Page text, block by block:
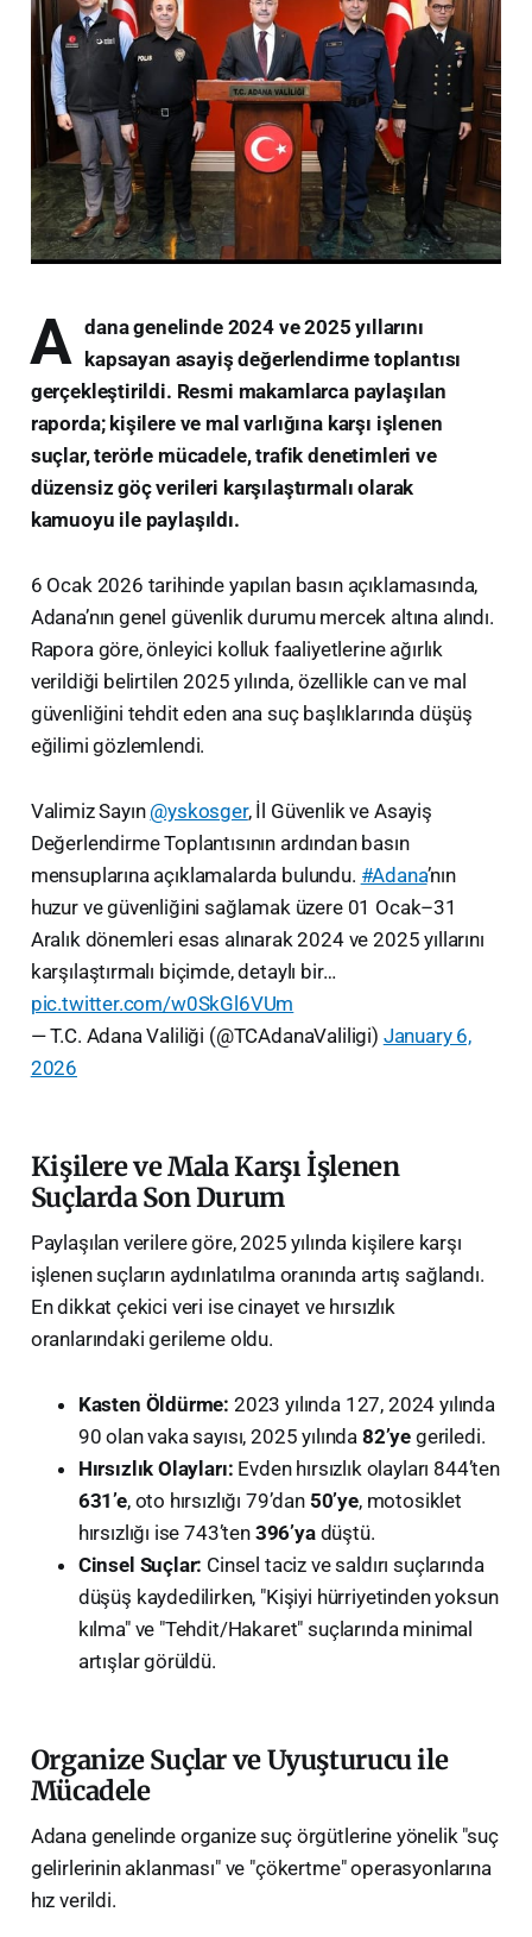
A dana genelinde 2024 ve 2025 yıllarını
kapsayan asayiş değerlendirme toplantısı
gerçekleştirildi. Resmi makamlarca paylaşılan
raporda; kişilere ve mal varlığına karşı işlenen
suçlar, terörle mücadele, trafik denetimleri ve
düzensiz göç verileri karşılaştırmalı olarak
kamuoyu ile paylaşıldı.
6 Ocak 2026 tarihinde yapılan basın açıklamasında,
Adana’nın genel güvenlik durumu mercek altına alındı.
Rapora göre, önleyici kolluk faaliyetlerine ağırlık
verildiği belirtilen 2025 yılında, özellikle can ve mal
güvenliğini tehdit eden ana suç başlıklarında düşüş
eğilimi gözlemlendi.
Valimiz Sayın @yskosger, İl Güvenlik ve Asayiş
Değerlendirme Toplantısının ardından basın
mensuplarına açıklamalarda bulundu. #Adana’nın
huzur ve güvenliğini sağlamak üzere 01 Ocak–31
Aralık dönemleri esas alınarak 2024 ve 2025 yıllarını
karşılaştırmalı biçimde, detaylı bir…
pic.twitter.com/w0SkGl6VUm
— T.C. Adana Valiliği (@TCAdanaValiligi) January 6,
2026
Kişilere ve Mala Karşı İşlenen
Suçlarda Son Durum
Paylaşılan verilere göre, 2025 yılında kişilere karşı
işlenen suçların aydınlatılma oranında artış sağlandı.
En dikkat çekici veri ise cinayet ve hırsızlık
oranlarındaki gerileme oldu.
Kasten Öldürme: 2023 yılında 127, 2024 yılında
90 olan vaka sayısı, 2025 yılında 82’ye geriledi.
Hırsızlık Olayları: Evden hırsızlık olayları 844’ten
631’e, oto hırsızlığı 79’dan 50’ye, motosiklet
hırsızlığı ise 743’ten 396’yadüştü.
Cinsel Suçlar: Cinsel taciz ve saldırı suçlarında
düşüş kaydedilirken, "Kişiyi hürriyetinden yoksun
kılma" ve "Tehdit/Hakaret" suçlarında minimal
artışlar görüldü.
Organize Suçlar ve Uyuşturucu ile
Mücadele
Adana genelinde organize suç örgütlerine yönelik "suç
gelirlerinin aklanması" ve "çökertme" operasyonlarına
hız verildi.